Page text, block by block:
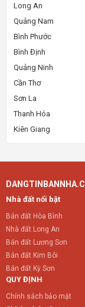
Long An
Quảng Nam
Bình Phước
Bình Định
Quảng Ninh
Cần Thơ
Sơn La
Thanh Hóa
Kiên Giang
Nhà đất nổi bật
Bán đất Hòa Bình
Nhà đất Long An
Bán đất Lương Sơn
Bán đất Kim Bôi
Bán đất Kỳ Sơn
QUY ĐỊNH
Chính sách bảo mật